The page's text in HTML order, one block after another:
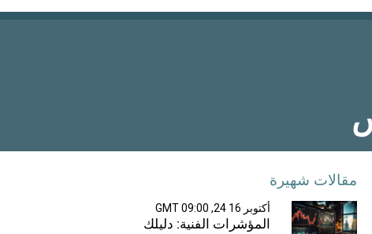
مقالات شهيرة
أكتوبر 16 24, 09:00 GMT
المؤشرات الفنية: دليلك